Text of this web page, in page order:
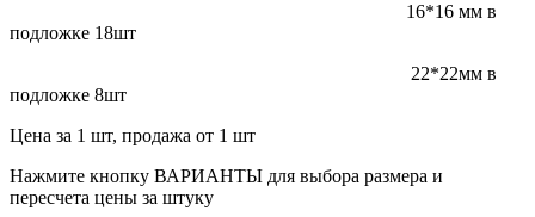
16*16 мм в
подложке 18шт
22*22мм в
подложке 8шт
Цена за 1 шт, продажа от 1 шт
Нажмите кнопку ВАРИАНТЫ для выбора размера и
пересчета цены за штуку